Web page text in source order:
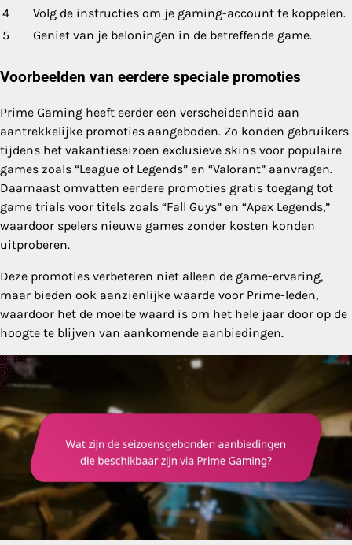
4
Volg de instructies om je gaming-account te koppelen.
5
Geniet van je beloningen in de betreffende game.
Voorbeelden van eerdere speciale promoties
Prime Gaming heeft eerder een verscheidenheid aan
aantrekkelijke promoties aangeboden. Zo konden gebruikers
tijdens het vakantieseizoen exclusieve skins voor populaire
games zoals “League of Legends” en “Valorant” aanvragen.
Daarnaast omvatten eerdere promoties gratis toegang tot
game trials voor titels zoals “Fall Guys” en “Apex Legends,”
waardoor spelers nieuwe games zonder kosten konden
uitproberen.
Deze promoties verbeteren niet alleen de game-ervaring,
maar bieden ook aanzienlijke waarde voor Prime-leden,
waardoor het de moeite waard is om het hele jaar door op de
hoogte te blijven van aankomende aanbiedingen.